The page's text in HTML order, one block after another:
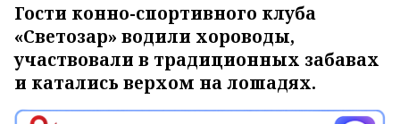
Гости конно-спортивного клуба
«Светозар» водили хороводы,
участвовали в традиционных забавах
и катались верхом на лошадях.